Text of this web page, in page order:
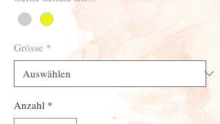
Grösse *
Anzahl *